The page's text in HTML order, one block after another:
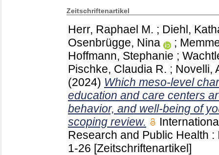
Zeitschriftenartikel
Herr, Raphael M. ; Diehl,
Osenbrügge, Nina
;
Hoffmann, Stephanie ;
Pischke, Claudia R. ; Novelli,
(2024) Which meso-level
education and care centers
behavior, and well-being of
scoping review.
Research and Public Health
1-26 [Zeitschriftenartikel]